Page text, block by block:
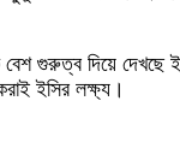
বেশ গুরুত্ব দিয়ে
ইসির লক্ষ্য।